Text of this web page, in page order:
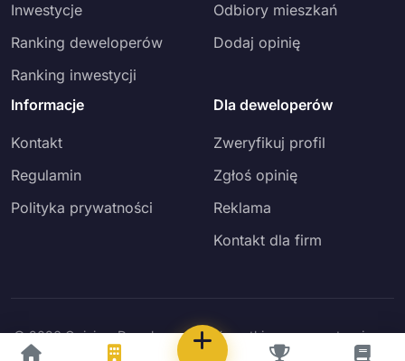
Inwestycje
Ranking deweloperów
Ranking inwestycji
Odbiory mieszkań
Dodaj opinię
Informacje
Kontakt
Regulamin
Polityka prywatności
Dla deweloperów
Zweryfikuj profil
Zgłoś opinię
Reklama
Kontakt dla firm
© 2026 Opinie o Deweloperach. Wszystkie prawa zastrzeżone.
Powered by 7777 International